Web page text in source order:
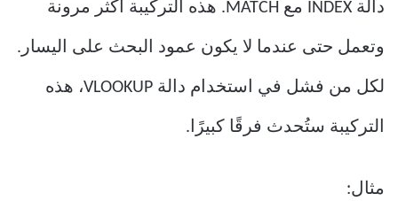
دالة INDEX مع MATCH. هذه التركيبة أكثر مرونة
وتعمل حتى عندما لا يكون عمود البحث على اليسار.
لكل من فشل في استخدام دالة VLOOKUP، هذه
التركيبة ستُحدث فرقًا كبيرًا.
مثال: